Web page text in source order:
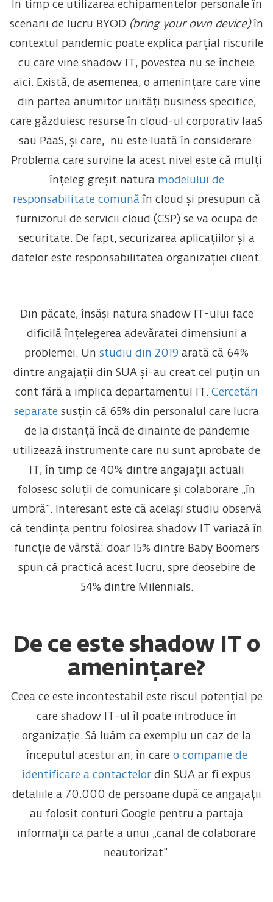
În timp ce utilizarea echipamentelor personale în
scenarii de lucru BYOD (bring your own device)în
contextul pandemic poate explica parțial riscurile
cu care vine shadow IT, povestea nu se încheie
aici. Există, de asemenea, o amenințare care vine
din partea anumitor unități business specifice,
care găzduiesc resurse în cloud-ul corporativ IaaS
sau PaaS, și care, nu este luată în considerare.
Problema care survine la acest nivel este că mulți
înțeleg greșit natura modelului de
responsabilitate comună în cloud și presupun că
furnizorul de servicii cloud (CSP) se va ocupa de
securitate. De fapt, securizarea aplicațiilor și a
datelor este responsabilitatea organizației client.
Din păcate, însăși natura shadow IT-ului face
dificilă înțelegerea adevăratei dimensiuni a
problemei. Un studiu din 2019 arată că 64%
dintre angajații din SUA și-au creat cel puțin un
cont fără a implica departamentul IT. Cercetări
separate susțin că 65% din personalul care lucra
de la distanță încă de dinainte de pandemie
utilizează instrumente care nu sunt aprobate de
IT, în timp ce 40% dintre angajații actuali
folosesc soluții de comunicare și colaborare „în
umbră”. Interesant este că același studiu observă
că tendința pentru folosirea shadow IT variază în
funcție de vârstă: doar 15% dintre Baby Boomers
spun că practică acest lucru, spre deosebire de
54% dintre Milennials.
De ce este shadow IT o
amenințare?
Ceea ce este incontestabil este riscul potențial pe
care shadow IT-ul îl poate introduce în
organizație. Să luăm ca exemplu un caz de la
începutul acestui an, în care o companie de
identificare a contactelor din SUA ar fi expus
detaliile a 70.000 de persoane după ce angajații
au folosit conturi Google pentru a partaja
informații ca parte a unui „canal de colaborare
neautorizat”.